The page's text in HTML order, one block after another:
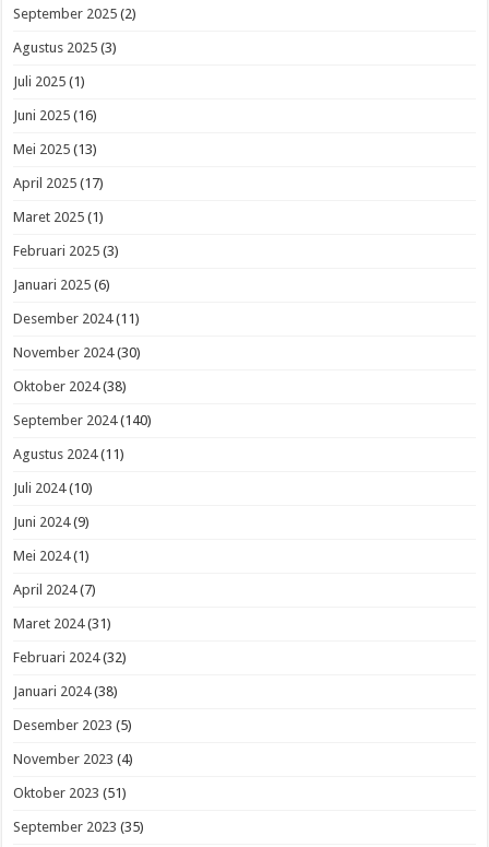
September 2025 (2)
Agustus 2025 (3)
Juli 2025 (1)
Juni 2025 (16)
Mei 2025 (13)
April 2025 (17)
Maret 2025 (1)
Februari 2025 (3)
Januari 2025 (6)
Desember 2024(11)
November 2024(30)
Oktober 2024(38)
September 2024(140)
Agustus 2024(11)
Juli 2024(10)
Juni 2024(9)
Mei 2024(1)
April 2024(7)
Maret 2024(31)
Februari 2024(32)
Januari 2024(38)
Desember 2023 (5)
November 2023 (4)
Oktober 2023 (51)
September 2023 (35)